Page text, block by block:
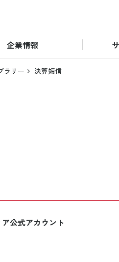
企業情報
ラリー 決算短信
公式アカウント